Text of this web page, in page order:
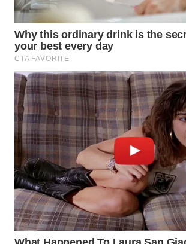
INDRAMAYU
WN
KUNINGAN
WN
MAJALENGKA
WN
SUBANG
WN
SUKABUMI
WN
PURWAKARTA